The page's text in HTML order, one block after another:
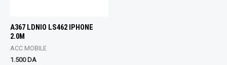
A367 LDNIO LS462 IPHONE
2.0M
ACC MOBILE
1.500 DA